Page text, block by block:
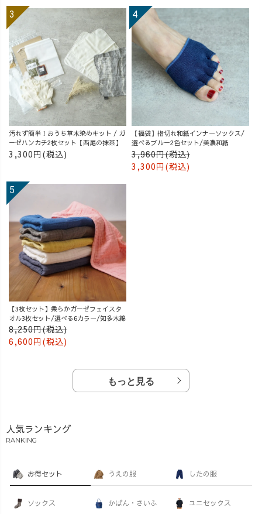
汚れず簡単！おうち草木染めキット / ガ
ーゼハンカチ2枚セット【西尾の抹茶】
3,300円(税込)
【福袋】指切れ和紙インナーソックス/
選べるブルー2色セット/美濃和紙
3,960円(税込)
3,300円(税込)
【3枚セット】柔らかガーゼフェイスタ
オル3枚セット/選べる6カラー/知多木綿
8,250円(税込)
6,600円(税込)
もっと見る
人気ランキング
RANKING
お得セット うえの服 したの服
ソックス かばん・さいふ ユニセックス